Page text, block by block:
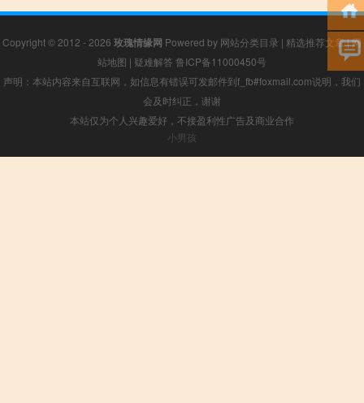
Copyright © 2012 - 2026 玫瑰情缘网 Powered by 网站分类目录 | 精选推荐文章|网
站地图 | 疑难解答 鲁ICP备11000450号
声明：本站内容来自互联网，如信息有错误可发邮件到f_fb#foxmail.com说明，我们
会及时纠正，谢谢
本站仅为个人兴趣爱好，不接盈利性广告及商业合作
小男孩